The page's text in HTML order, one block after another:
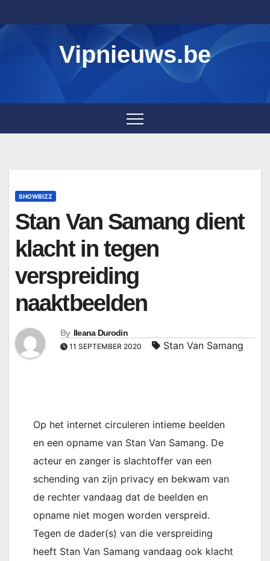
to
content
Vipnieuws.be
SHOWBIZZ
Stan Van Samang dient
klacht in tegen
verspreiding
naaktbeelden
By Ileana Durodin
11 SEPTEMBER 2020 Stan Van Samang
Op het internet circuleren intieme beelden
en een opname van Stan Van Samang. De
acteur en zanger is slachtoffer van een
schending van zijn privacy en bekwam van
de rechter vandaag dat de beelden en
opname niet mogen worden verspreid.
Tegen de dader(s) van die verspreiding
heeft Stan Van Samang vandaag ook klacht